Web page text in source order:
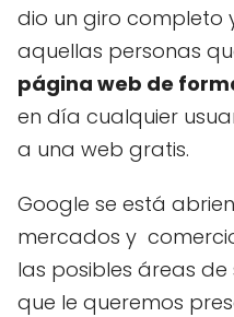
dio un giro completo
aquellas personas
página web de
en día cualquier
a una web gratis.
Google se está
mercados y
las posibles áreas de
que le queremos